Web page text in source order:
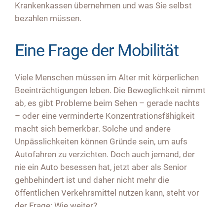
Krankenkassen übernehmen und was Sie selbst
bezahlen müssen.
Eine Frage der Mobilität
Viele Menschen müssen im Alter mit körperlichen
Beeinträchtigungen leben. Die Beweglichkeit nimmt
ab, es gibt Probleme beim Sehen – gerade nachts
– oder eine verminderte Konzentrationsfähigkeit
macht sich bemerkbar. Solche und andere
Unpässlichkeiten können Gründe sein, um aufs
Autofahren zu verzichten. Doch auch jemand, der
nie ein Auto besessen hat, jetzt aber als Senior
gehbehindert ist und daher nicht mehr die
öffentlichen Verkehrsmittel nutzen kann, steht vor